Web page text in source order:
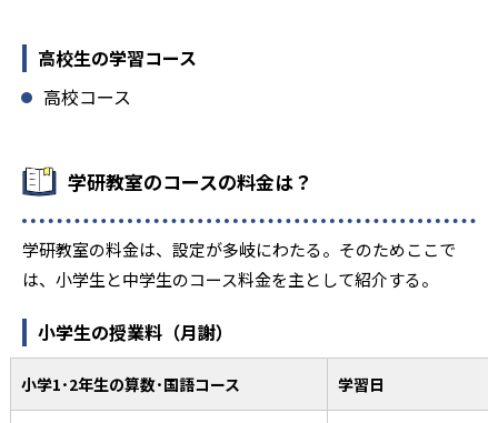
高校生の学習コース
高校コース
学研教室のコースの料金は？
学研教室の料金は、設定が多岐にわたる。そのためここで
は、小学生と中学生のコース料金を主として紹介する。
小学生の授業料（月謝）
小学1･2年生の算数･国語コース 学習日